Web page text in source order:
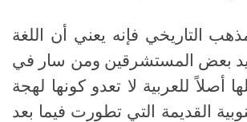
التاريخي فإنه يعني أن اللغة
بعض المستشرقين ومن سار في
أصلاً للعربية لا تعدو كونها لهجة
القديمة التي تطورت فيما بعد